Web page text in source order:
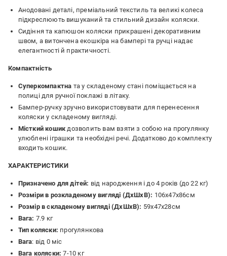
Анодовані деталі, преміальний текстиль та великі колеса
підкреслюють вишуканий та стильний дизайн коляски.
Сидіння та капюшон коляски прикрашені декоративним
швом, а витончена екошкіра на бампері та ручці надає
елегантності й практичності.
Компактність
Суперкомпактна та у складеному стані поміщається на
полиці для ручної поклажі в літаку.
Бампер-ручку зручно використовувати для перенесення
коляски у складеному вигляді.
Місткий кошик дозволить вам взяти з собою на прогулянку
улюблені іграшки та необхідні речі. Додатково до комплекту
входить кошик.
ХАРАКТЕРИСТИКИ
Призначено для дітей: від народження і до 4 років (до 22 кг)
Розміри в розкладеному вигляді (ДхШхВ): 106х47х86см
Розмір в складеному вигляді (ДхШхВ): 59х47х28см
Вага: 7.9 кг
Тип коляски: прогулянкова
Вага: від 0 міс
Вага коляски:7-10 кг